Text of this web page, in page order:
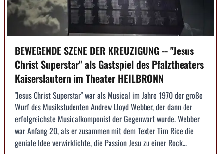
BEWEGENDE SZENE DER KREUZIGUNG -- "Jesus
Christ Superstar" als Gastspiel des Pfalztheaters
Kaiserslautern im Theater HEILBRONN
"Jesus Christ Superstar" war als Musical im Jahre 1970 der große
Wurf des Musikstudenten Andrew Lloyd Webber, der dann der
erfolgreichste Musicalkomponist der Gegenwart wurde. Webber
war Anfang 20, als er zusammen mit dem Texter Tim Rice die
geniale Idee verwirklichte, die Passion Jesu zu einer Rock...